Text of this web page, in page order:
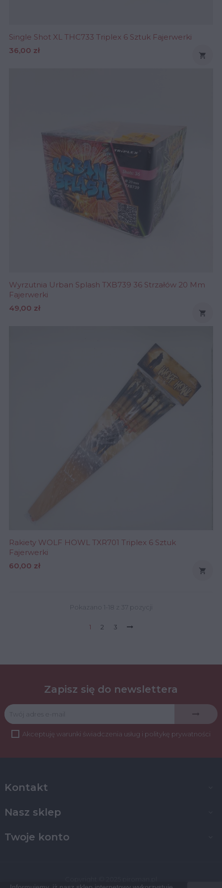
Single Shot XL THC733 Triplex 6 Sztuk Fajerwerki
Cena
36,00 zł

Wyrzutnia Urban Splash TXB739 36 Strzałów 20 Mm
Fajerwerki
Cena
49,00 zł

Rakiety WOLF HOWL TXR701 Triplex 6 Sztuk
Fajerwerki
Cena
60,00 zł

Pokazano 1-18 z 37 pozycji
1 2 3
Zapisz się do newslettera
Akceptuję warunki świadczenia usług i politykę prywatności
Kontakt
Nasz sklep
Twoje konto